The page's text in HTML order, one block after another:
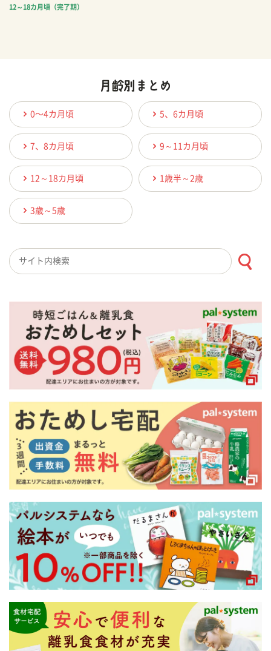
12～18カ月頃（完了期）
0〜4カ月頃 5、6カ月頃
7、8カ月頃 9～11カ月頃
12～18カ月頃 1歳半～2歳
3歳～5歳
検索キーワード入力